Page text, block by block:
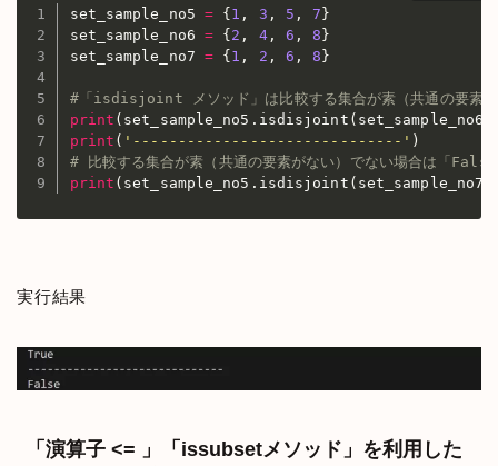
set_sample_no5 = { 1 , 3 , 5 , 7 }
set_sample_no6 = { 2 , 4, 6 , 8 }
set_sample_no7 = { 1 , 2 , 6 , 8 }
#「isdisjoint メソッド」は比較する集合が素（共通の要素が
print ( set_sample_no5 . isdisjoint ( set_sample_no6
print ( '------------------------------' )
# 比較する集合が素（共通の要素がない）でない場合は「
print ( set_sample_no5 . isdisjoint ( set_sample_no7
実行結果
「演算子 <= 」「issubsetメソッド」を利用した